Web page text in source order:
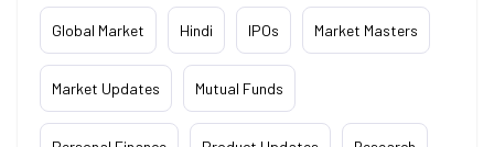
Global Market Hindi IPOs Market Masters
Market Updates Mutual Funds